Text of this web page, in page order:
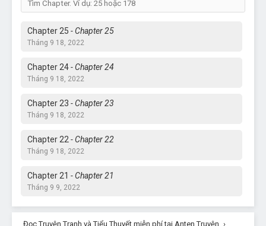
Chapter 25 - Chapter 25
Tháng 9 18, 2022
Chapter 24- Chapter 24
Tháng 9 18, 2022
Chapter 23 - Chapter 23
Tháng 9 18, 2022
Chapter 22- Chapter 22
Tháng 9 18, 2022
Chapter 21 - Chapter 21
Tháng 9 9, 2022
Chapter 20- Chapter 20
Tháng 8 26, 2022
Đọc Truyện Tranh và Tiểu Thuyết miễn phí tại Anten Truyện ›